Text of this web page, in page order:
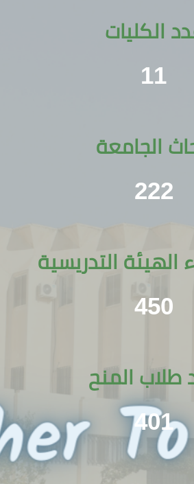
الكليات
11
الجامعة
222
التدريسية
450
طلاب المنح
401